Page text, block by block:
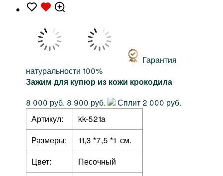
Гарантия
натуральности 100%
Зажим для купюр из кожи крокодила
8 000 руб. 8 900 руб.
Сплит 2 000 руб.
Артикул:
kk-521a
Размеры:
11,3 *7,5 *1 см.
Цвет:
Песочный